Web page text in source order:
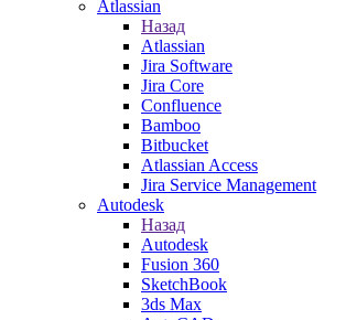
Atlassian
Назад
Atlassian
Jira Software
Jira Core
Confluence
Bamboo
Bitbucket
Atlassian Access
Jira Service Management
Autodesk
Назад
Autodesk
Fusion 360
SketchBook
3ds Max